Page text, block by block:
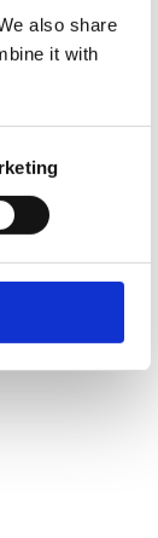
also share
it with